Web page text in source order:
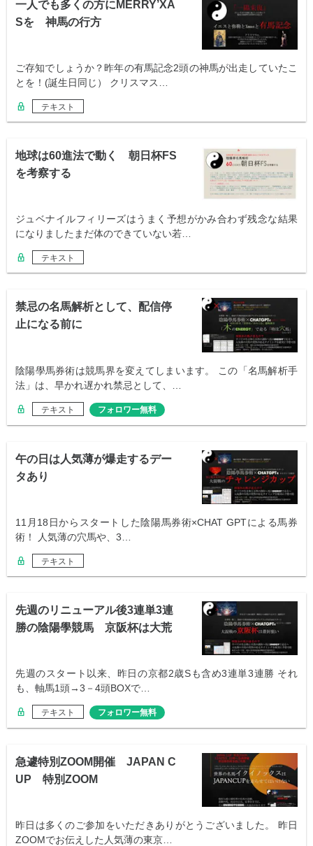
一人でも多くの方にMERRY’XA
Sを 神馬の行方
ご存知でしょうか？昨年の有馬記念2頭の神馬が出走していたこ
とを！(誕生日同じ） クリスマス…
テキスト
地球は60進法で動く 朝日杯FS
を考察する
ジュベナイルフィリーズはうまく予想がかみ合わず残念な結果
になりましたまだ体のできていない若…
テキスト
禁忌の名馬解析として、配信停
止になる前に
陰陽學馬券術は競馬界を変えてしまいます。 この「名馬解析手
法」は、早かれ遅かれ禁忌として、…
テキスト フォロワー無料
午の日は人気薄が爆走するデー
タあり
11月18日からスタートした陰陽馬券術×CHAT GPTによる馬券
術！ 人気薄の穴馬や、3…
テキスト
先週のリニューアル後3連単3連
勝の陰陽學競馬 京阪杯は大荒
先週のスタート以来、昨日の京都2歳Sも含め3連単3連勝 それ
も、軸馬1頭→3－4頭BOXで…
テキスト フォロワー無料
急遽特別ZOOM開催 JAPAN C
UP 特別ZOOM
昨日は多くのご参加をいただきありがとうございました。 昨日
ZOOMでお伝えした人気薄の東京…